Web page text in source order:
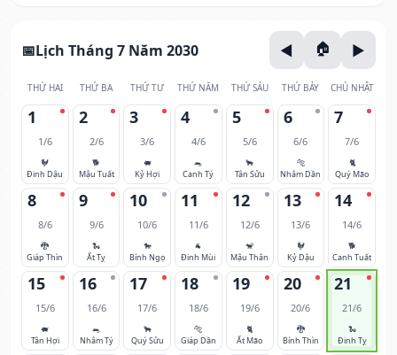
Lịch Tháng 7 Năm 2030
THỨ HAI THỨ BA THỨ TƯ THỨ NĂM THỨ SÁU THỨ BẢY CHỦ NHẬT
1
1/6
🐓
Đinh Dậu
2
2/6
🐕
Mậu Tuất
3
3/6
🐖
Kỷ Hợi
4
4/6
🐀
Canh Tý
5
5/6
🐂
Tân Sửu
6
6/6
🐅
Nhâm Dần
7
7/6
🐈
Quý Mão
8
8/6
🐉
Giáp Thìn
9
9/6
🐍
Ất Tỵ
10
10/6
🐎
Bính Ngọ
11
11/6
🐐
Đinh Mùi
12
12/6
🐒
Mậu Thân
13
13/6
🐓
Kỷ Dậu
14
14/6
🐕
Canh Tuất
15
15/6
🐖
Tân Hợi
16
16/6
🐀
Nhâm Tý
17
17/6
🐂
Quý Sửu
18
18/6
🐅
Giáp Dần
19
19/6
🐈
Ất Mão
20
20/6
🐉
Bính Thìn
21
21/6
🐍
Đinh Tỵ